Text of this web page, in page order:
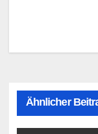
Ähnlicher